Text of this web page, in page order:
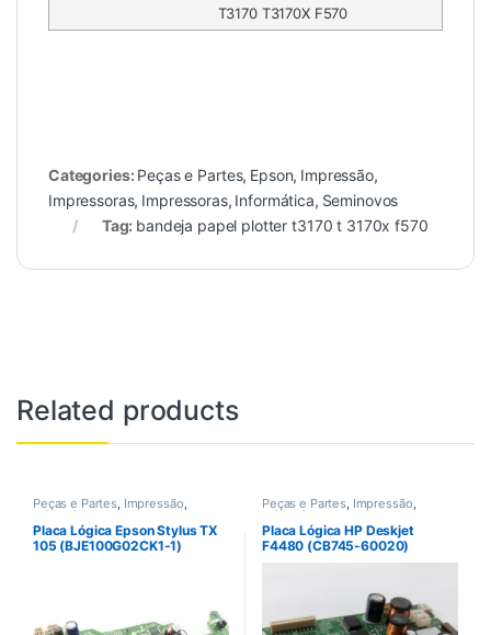
T3170 T3170X F570
Categories: Peças e Partes, Epson, Impressão,
Impressoras, Impressoras, Informática, Seminovos
Tag: bandeja papel plotter t3170 t 3170x f570
Related products
Peças e Partes, Impressão,
Informática Outras peças
Placa Lógica Epson Stylus TX
105 (BJE100G02CK1-1)
Peças e Partes, Impressão,
Informática Outras peças
Placa Lógica HP Deskjet
F4480 (CB745-60020)